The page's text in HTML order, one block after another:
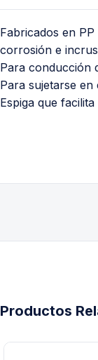
Fabricados en
corrosión e
Para conducción
Para sujetarse
Espiga que
Productos